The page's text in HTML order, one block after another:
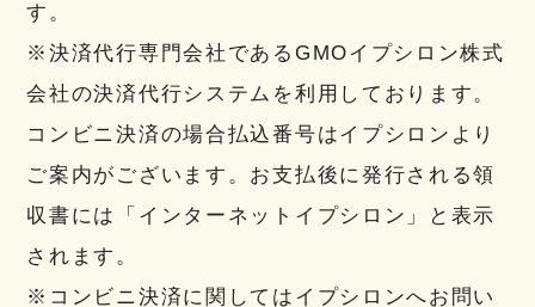
す。
※決済代行専門会社であるGMOイプシロン株式
会社の決済代行システムを利用しております。
コンビニ決済の場合払込番号はイプシロンより
ご案内がございます。お支払後に発行される領
収書には「インターネットイプシロン」と表示
されます。
※コンビニ決済に関してはイプシロンへお問い